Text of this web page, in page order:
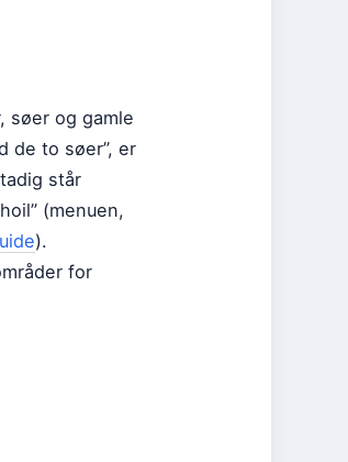
søer og gamle
de to søer”, er
står
(menuen,
).
for